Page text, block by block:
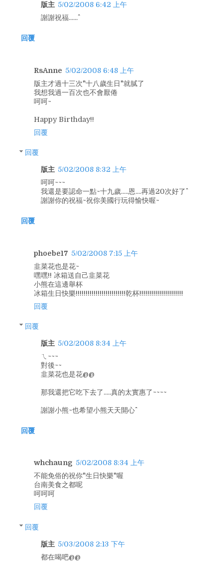
版主 5/02/2008 6:42 上午
謝謝祝福......^^
回覆
RsAnne 5/02/2008 6:48 上午
版主才過十三次"十八歲生日"就膩了
我想我過一百次也不會厭倦
呵呵~
Happy Birthday!!
回覆
回覆
版主 5/02/2008 8:32 上午
呵呵~~~
我還是要認命一點~十九歲.....恩....再過20次好了^^
謝謝你的祝福~祝你美國行玩得愉快喔~
回覆
phoebe17 5/02/2008 7:15 上午
韭菜花也是花~
嘿嘿!! 冰箱送自己韭菜花
小熊在這邊舉杯
冰箱生日快樂!!!!!!!!!!!!!!!!!!!!!!!!!乾杯!!!!!!!!!!!!!!!!!!!!!!
回覆
回覆
版主 5/02/2008 8:34 上午
ㄟ~~~
對後~~
韭菜花也是花@@
那我還把它吃下去了.....真的太實惠了~~~~
謝謝小熊~也希望小熊天天開心^^
回覆
whchaung 5/02/2008 8:34 上午
不能免俗的祝你"生日快樂"喔
台南美食之都呢
呵呵呵
回覆
回覆
版主 5/03/2008 2:13 下午
都在喝吧@@